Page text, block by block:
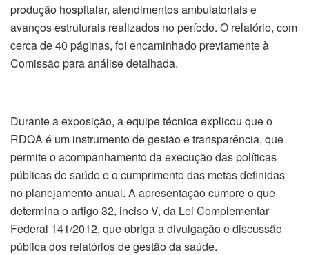
produção hospitalar, atendimentos ambulatoriais e
avanços estruturais realizados no período. O relatório, com
cerca de 40 páginas, foi encaminhado previamente à
Comissão para análise detalhada.
Durante a exposição, a equipe técnica explicou que o
RDQA é um instrumento de gestão e transparência, que
permite o acompanhamento da execução das políticas
públicas de saúde e o cumprimento das metas definidas
no planejamento anual. A apresentação cumpre o que
determina o artigo 32, inciso V, da Lei Complementar
Federal 141/2012, que obriga a divulgação e discussão
pública dos relatórios de gestão da saúde.